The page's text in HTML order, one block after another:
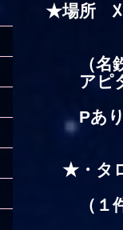
★場所 刈
（名鉄
アピタ刈
Pあり。
★・タ
（１件